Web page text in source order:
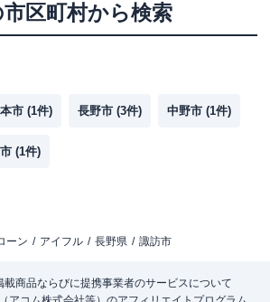
区町村から検索
市 (1件) 長野市 (3件) 中野市 (1件)
(1件)
ーン アイフル 長野県 諏訪市
商品ならびに提携事業者のサービスについて